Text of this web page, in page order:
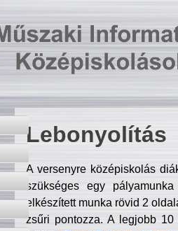
Lebonyolítás
A versenyre középiskolás
szükséges egy
elkészített munka rövid 2
zsűri pontozza. A legjobb